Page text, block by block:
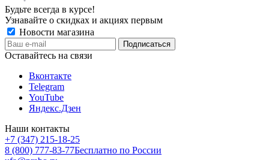
Будьте всегда в курсе!
Узнавайте о скидках и акциях первым
Новости магазина
Оставайтесь на связи
Вконтакте
Telegram
YouTube
Яндекс.Дзен
Наши контакты
+7 (347) 215-18-25
8 (800) 777-83-77Бесплатно по России